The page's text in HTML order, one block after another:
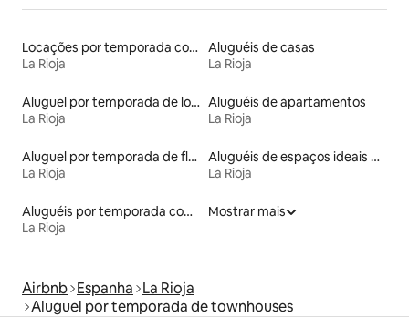
Locações por temporada com piscina
La Rioja
Aluguéis de casas
La Rioja
Aluguel por temporada de lofts
La Rioja
Aluguéis de apartamentos
La Rioja
Aluguel por temporada de flats
La Rioja
Aluguéis de espaços ideais para famílias
La Rioja
Aluguéis por temporada com café da manhã
La Rioja
Mostrar mais
Airbnb Espanha La Rioja
Aluguel por temporada de townhouses